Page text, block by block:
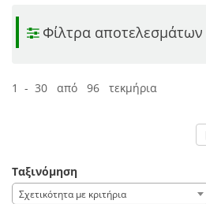
Φίλτρα αποτελεσμάτων
1 - 30 από 96 τεκμήρια
Ταξινόμηση
Σχετικότητα με κριτήρια